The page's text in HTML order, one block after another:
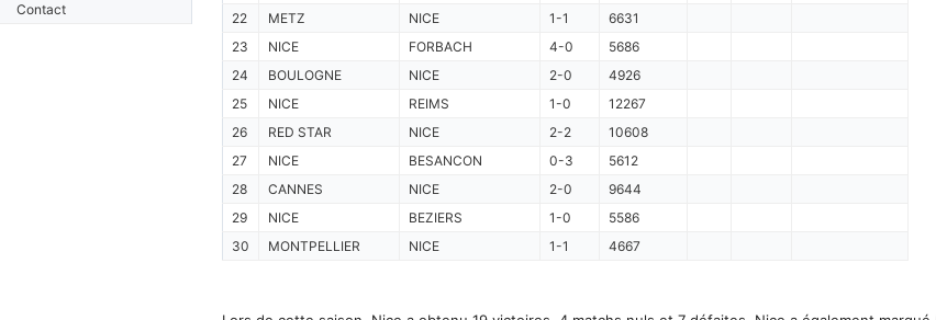
Contact
22
METZ NICE 1-1
6631
23
NICE FORBACH 4-0
5686
24
BOULOGNE NICE 2-0
4926
25
NICE REIMS 1-0
12267
26
RED STAR NICE 2-2
10608
27
NICE BESANCON 0-3
5612
28
CANNES NICE 2-0
9644
29
NICE BEZIERS 1-0
5586
30
MONTPELLIER NICE 1-1 4667